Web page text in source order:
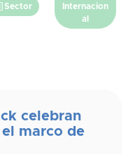
Sector
Internacion
al
celebran
marco de